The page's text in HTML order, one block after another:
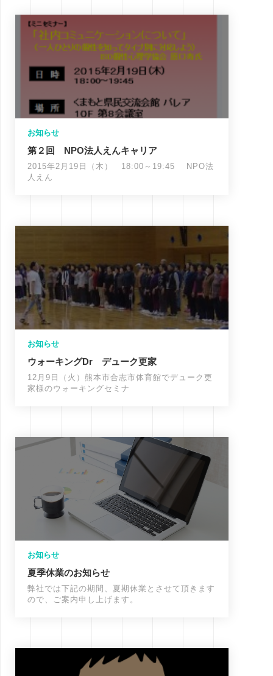
お知らせ
第２回 NPO法人えんキャリア
2015年2月19日（木） 18:00～19:45 NPO法
人えん
お知らせ
ウォーキングDr デューク更家
12月9日（火）熊本市合志市体育館でデューク更
家様のウォーキングセミナ
お知らせ
夏季休業のお知らせ
弊社では下記の期間、夏期休業とさせて頂きます
ので、ご案内申し上げます。